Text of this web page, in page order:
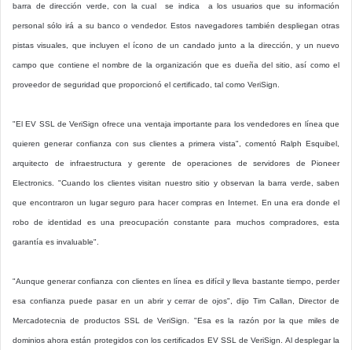
barra de dirección verde, con la cual se indica a los usuarios que su información
personal sólo irá a su banco o vendedor. Estos navegadores también despliegan otras
pistas visuales, que incluyen el ícono de un candado junto a la dirección, y un nuevo
campo que contiene el nombre de la organización que es dueña del sitio, así como el
proveedor de seguridad que proporcionó el certificado, tal como VeriSign.
"El EV SSL de VeriSign ofrece una ventaja importante para los vendedores en línea que
quieren generar confianza con sus clientes a primera vista", comentó Ralph Esquibel,
arquitecto de infraestructura y gerente de operaciones de servidores de Pioneer
Electronics. "Cuando los clientes visitan nuestro sitio y observan la barra verde, saben
que encontraron un lugar seguro para hacer compras en Internet. En una era donde el
robo de identidad es una preocupación constante para muchos compradores, esta
garantía es invaluable".
"Aunque generar confianza con clientes en línea es difícil y lleva bastante tiempo, perder
esa confianza puede pasar en un abrir y cerrar de ojos", dijo Tim Callan, Director de
Mercadotecnia de productos SSL de VeriSign. "Esa es la razón por la que miles de
dominios ahora están protegidos con los certificados EV SSL de VeriSign. Al desplegar la